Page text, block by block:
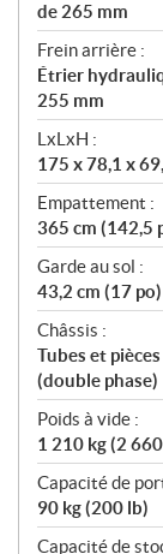
de 265 mm
Frein arrière :
Étrier
255 mm
LxLxH :
175 x 78,1 x
Empattement :
365 cm (142,5
Garde au sol :
43,2 cm (17 po)
Châssis :
Tubes et
(double phase)
Poids à vide :
1 210 kg (2
Capacité de
90 kg (200 lb)
Capacité de